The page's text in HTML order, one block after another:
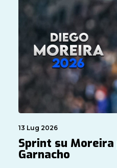
13 Lug 2026
Sprint su
Garnacho